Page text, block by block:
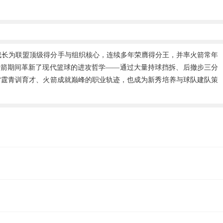
为联盟顶级得分手与组织核心，连续多年荣膺得分王，并率火箭常年
箭期间革新了现代篮球的进攻哲学——通过大量持球挡拆、后撤步三分
青训育才、火箭成就巅峰的职业轨迹，也成为新秀培养与球队建队策